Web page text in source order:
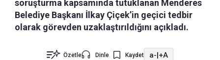
soruşturma kapsamında tutuklanan Menderes
Belediye Başkanı İlkay Çiçek’in geçici tedbir
olarak görevden uzaklaştırıldığını açıkladı.
Özetle Dinle Kaydet a-|+A